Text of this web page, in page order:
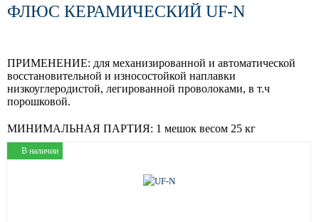
ФЛЮС КЕРАМИЧЕСКИЙ UF-N
ПРИМЕНЕНИЕ: для механизированной и автоматической
восстановительной и износостойкой наплавки
низкоуглеродистой, легированной проволоками, в т.ч
порошковой.
МИНИМАЛЬНАЯ ПАРТИЯ: 1 мешок весом 25 кг
В наличии